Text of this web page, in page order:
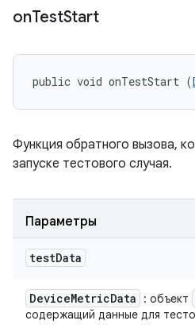
onTestStart
public void onTestStart (
Функция обратного вызова,
запуске тестового случая.
Параметры
testData
DeviceMetricData : объект
содержащий данные для